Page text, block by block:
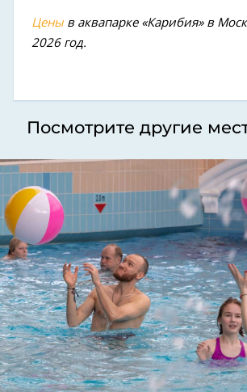
Ценыв аквапарке «Карибия» в
2026 год.
Посмотрите другие